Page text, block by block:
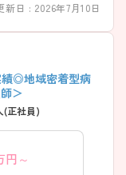
新日 : 2026年7月10日
績◎地域密着型病
＞
(正社員)
円～